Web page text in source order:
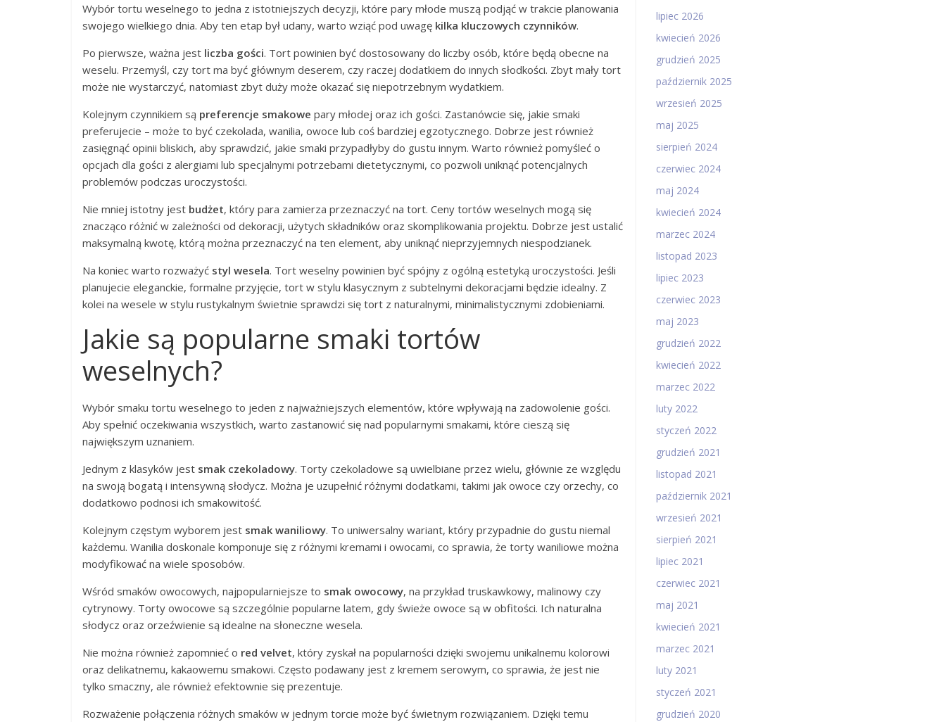
Wybór tortu weselnego to jedna z istotniejszych decyzji, które pary młode muszą podjąć w trakcie planowania
swojego wielkiego dnia. Aby ten etap był udany, warto wziąć pod uwagę kilka kluczowych czynników.
Po pierwsze, ważna jest liczba gości. Tort powinien być dostosowany do liczby osób, które będą obecne na
weselu. Przemyśl, czy tort ma być głównym deserem, czy raczej dodatkiem do innych słodkości. Zbyt mały tort
może nie wystarczyć, natomiast zbyt duży może okazać się niepotrzebnym wydatkiem.
Kolejnym czynnikiem są preferencje smakowe pary młodej oraz ich gości. Zastanówcie się, jakie smaki
preferujecie – może to być czekolada, wanilia, owoce lub coś bardziej egzotycznego. Dobrze jest również
zasięgnąć opinii bliskich, aby sprawdzić, jakie smaki przypadłyby do gustu innym. Warto również pomyśleć o
opcjach dla gości z alergiami lub specjalnymi potrzebami dietetycznymi, co pozwoli uniknąć potencjalnych
problemów podczas uroczystości.
Nie mniej istotny jest budżet, który para zamierza przeznaczyć na tort. Ceny tortów weselnych mogą się
znacząco różnić w zależności od dekoracji, użytych składników oraz skomplikowania projektu. Dobrze jest ustalić
maksymalną kwotę, którą można przeznaczyć na ten element, aby uniknąć nieprzyjemnych niespodzianek.
Na koniec warto rozważyć styl wesela. Tort weselny powinien być spójny z ogólną estetyką uroczystości. Jeśli
planujecie eleganckie, formalne przyjęcie, tort w stylu klasycznym z subtelnymi dekoracjami będzie idealny. Z
kolei na wesele w stylu rustykalnym świetnie sprawdzi się tort z naturalnymi, minimalistycznymi zdobieniami.
Jakie są popularne smaki tortów
weselnych?
Wybór smaku tortu weselnego to jeden z najważniejszych elementów, które wpływają na zadowolenie gości.
Aby spełnić oczekiwania wszystkich, warto zastanowić się nad popularnymi smakami, które cieszą się
największym uznaniem.
Jednym z klasyków jest smak czekoladowy. Torty czekoladowe są uwielbiane przez wielu, głównie ze względu
na swoją bogatą i intensywną słodycz. Można je uzupełnić różnymi dodatkami, takimi jak owoce czy orzechy, co
dodatkowo podnosi ich smakowitość.
Kolejnym częstym wyborem jest smak waniliowy. To uniwersalny wariant, który przypadnie do gustu niemal
każdemu. Wanilia doskonale komponuje się z różnymi kremami i owocami, co sprawia, że torty waniliowe można
modyfikować na wiele sposobów.
Wśród smaków owocowych, najpopularniejsze to smak owocowy, na przykład truskawkowy, malinowy czy
cytrynowy. Torty owocowe są szczególnie popularne latem, gdy świeże owoce są w obfitości. Ich naturalna
słodycz oraz orzeźwienie są idealne na słoneczne wesela.
Nie można również zapomnieć o red velvet, który zyskał na popularności dzięki swojemu unikalnemu kolorowi
oraz delikatnemu, kakaowemu smakowi. Często podawany jest z kremem serowym, co sprawia, że jest nie
tylko smaczny, ale również efektownie się prezentuje.
Rozważenie połączenia różnych smaków w jednym torcie może być świetnym rozwiązaniem. Dzięki temu
lipiec 2026
kwiecień 2026
grudzień 2025
październik 2025
wrzesień 2025
maj 2025
sierpień 2024
czerwiec 2024
maj 2024
kwiecień 2024
marzec 2024
listopad 2023
lipiec 2023
czerwiec 2023
maj 2023
grudzień 2022
kwiecień 2022
marzec 2022
luty 2022
styczeń 2022
grudzień 2021
listopad 2021
październik 2021
wrzesień 2021
sierpień 2021
lipiec 2021
czerwiec 2021
maj 2021
kwiecień 2021
marzec 2021
luty 2021
styczeń 2021
grudzień 2020